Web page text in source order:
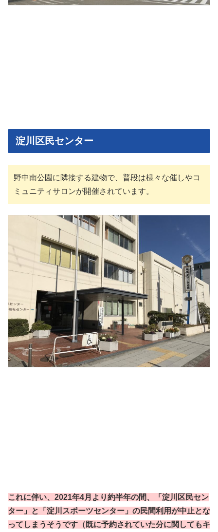
淀川区民センター
野中南公園に隣接する建物で、普段は様々な催しやコ
ミュニティサロンが開催されています。
これに伴い、2021年4月より約半年の間、「淀川区民セン
ター」と「淀川スポーツセンター」の民間利用が中止とな
ってしまうそうです（既に予約されていた分に関してもキ